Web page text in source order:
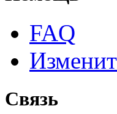
FAQ
Связь